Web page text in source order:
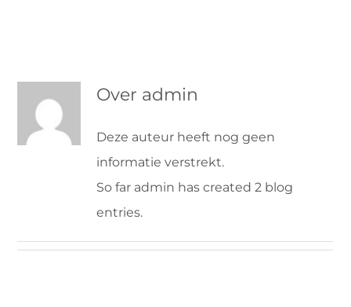
VRIJWILLIGERS & STAGIAIRES
CONTACT
Over admin
Deze auteur heeft nog geen
informatie verstrekt.
So far admin has created 2 blog
entries.